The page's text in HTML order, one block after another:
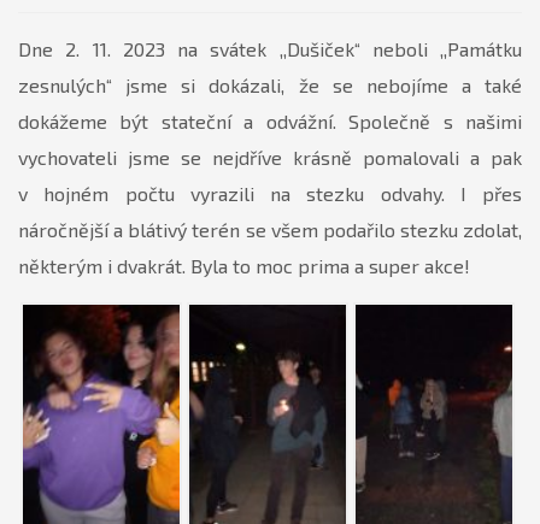
Dne 2. 11. 2023 na svátek ,,Dušiček“ neboli ,,Památku
zesnulých“ jsme si dokázali, že se nebojíme a také
dokážeme být stateční a odvážní. Společně s našimi
vychovateli jsme se nejdříve krásně pomalovali a pak
v hojném počtu vyrazili na stezku odvahy. I přes
náročnější a blátivý terén se všem podařilo stezku zdolat,
některým i dvakrát. Byla to moc prima a super akce!